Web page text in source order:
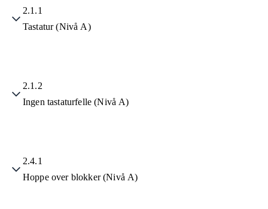
2.1.1
Tastatur (Nivå A)
2.1.2
Ingen tastaturfelle (Nivå A)
2.4.1
Hoppe over blokker (Nivå A)